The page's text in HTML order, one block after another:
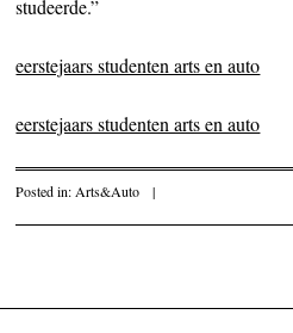
studeerde.”
eerstejaars studenten arts en auto
eerstejaars studenten arts en auto
Posted in: Arts&Auto |